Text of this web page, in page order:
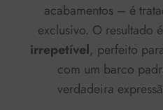
acabamentos – é
exclusivo. O resultado
irrepetível, perfeito
com um barco
verdadeira